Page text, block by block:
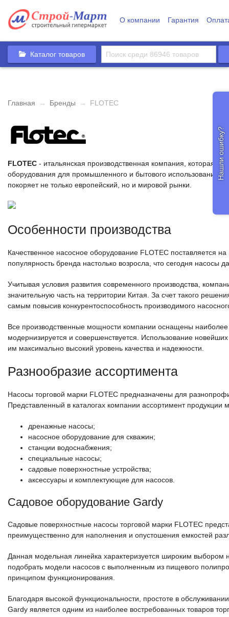
О компании Гарантия
Каталог товаров
Главная → Бренды → FLOTEC
FLOTEC - итальянская производственная компания, которая
оборудования для промышленного и бытового использования.
покоряет не только европейский, но и мировой рынки.
Особенности производства
Качественное насосное оборудование FLOTEC поставляется
популярность бренда настолько возросла, что сегодня
Учитывая условия развития современного производства,
значительную часть на территории Китая. За счет такого
самым повысив конкурентоспособность производимого
Все производственные мощности компании оснащены
модернизируется и совершенствуется. Использование
им максимально высокий уровень качества и надежности.
Разнообразие ассортимента
Насосы торговой марки FLOTEC предназначены для
Представленный в каталогах компании ассортимент
дренажные насосы;
насосное оборудование для скважин;
станции водоснабжения;
специальные насосы;
садовые поверхностные устройства;
аксессуары и комплектующие для насосов.
Садовое оборудование Gardy
Садовые поверхностные насосы торговой марки FLOTEC
преимущественно для наполнения и опустошения емкостей
Данная модельная линейка характеризуется широким
подобрать модели насосов с выполненным из пищевого
принципом функционирования.
Благодаря высокой функциональности, простоте в
Gardy является одним из наиболее востребованных товаров
Нашли ошибку?